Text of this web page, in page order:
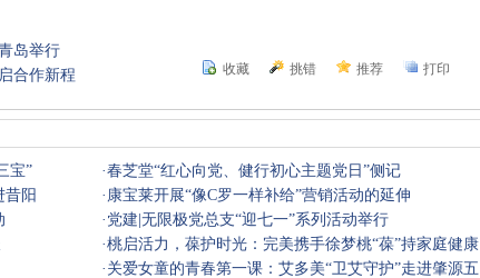
岛举行
合作新程 收藏 挑错 推荐 打印
宝” ·春芝堂“红心向党、健行初心主题党日”侧记
昔阳 · 康宝莱开展“像C罗一样补给”营销活动的延伸
· 党建|无限极党总支“迎七一”系列活动举行
·桃启活力，葆护时光：完美携手徐梦桃“葆”持家庭健康
活力
· 关爱女童的青春第一课：艾多美“卫艾守护”走进肇源五